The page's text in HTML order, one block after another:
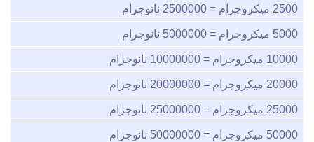
2500 ميكروجرام = 2500000 نانوجرام
5000 ميكروجرام = 5000000 نانوجرام
10000 ميكروجرام = 10000000 نانوجرام
20000 ميكروجرام = 20000000 نانوجرام
25000 ميكروجرام = 25000000 نانوجرام
50000 ميكروجرام = 50000000 نانوجرام